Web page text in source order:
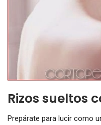
Rizos sueltos
Prepárate para lucir como